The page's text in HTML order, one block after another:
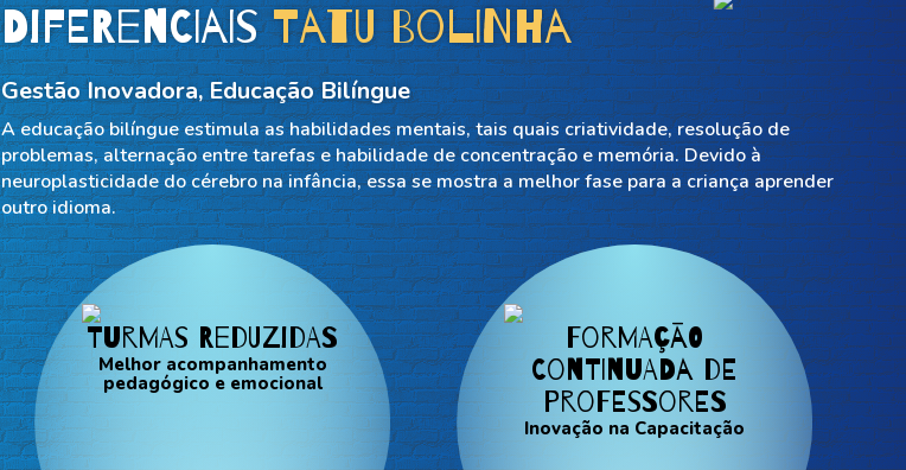
DiferenciaisTatu Bolinha
Gestão Inovadora, Educação Bilíngue
A educação bilíngue estimula as habilidades mentais, tais quais criatividade, resolução de
problemas, alternação entre tarefas e habilidade de concentração e memória. Devido à
neuroplasticidade do cérebro na infância, essa se mostra a melhor fase para a criança aprender
outro idioma.
Turmas reduzidas
Melhor acompanhamento
pedagógico e emocional
Formação
Continuada de
Professores
Inovação na Capacitação